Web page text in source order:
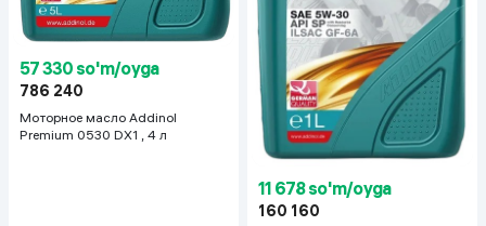
57 330 so'm/oyga
786 240
Моторное масло Addinol
Premium 0530 DX1 , 4 л
11 678 so'm/oyga
160 160